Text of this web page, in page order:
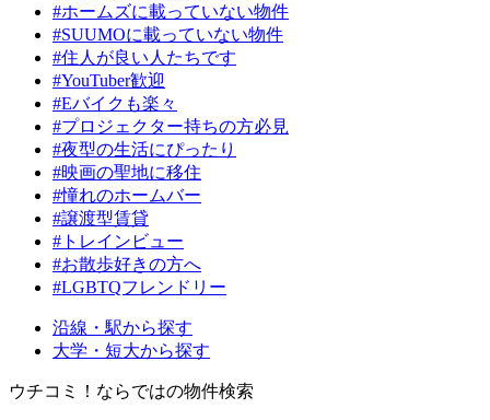
#ホームズに載っていない物件
#SUUMOに載っていない物件
#住人が良い人たちです
#YouTuber歓迎
#Eバイクも楽々
#プロジェクター持ちの方必見
#夜型の生活にぴったり
#映画の聖地に移住
#憧れのホームバー
#譲渡型賃貸
#トレインビュー
#お散歩好きの方へ
#LGBTQフレンドリー
沿線・駅から探す
大学・短大から探す
ウチコミ！ならではの物件検索